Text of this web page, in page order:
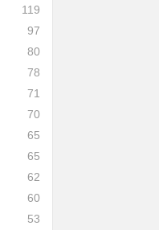
119
97
80
78
71
70
65
65
62
60
53